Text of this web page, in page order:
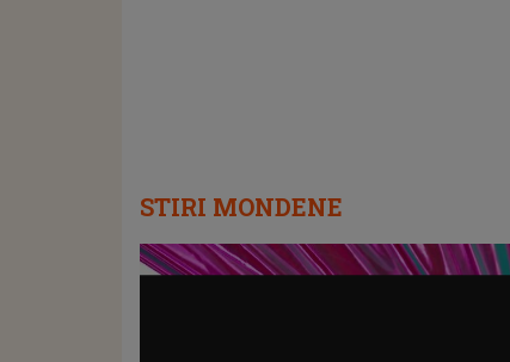
STIRI MONDENE